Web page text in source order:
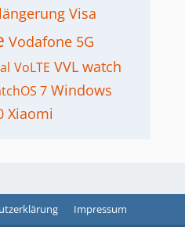
Visa
Vodafone 5G
VoLTE VVL watch
7 Windows
Xiaomi
Impressum